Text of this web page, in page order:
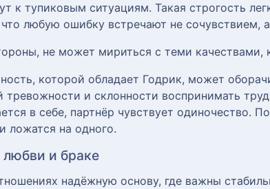
к тупиковым ситуациям. Такая строгость
любую ошибку встречают не сочувствием,
не может мириться с теми качествами,
которой обладает Годрик, может
тревожности и склонности воспринимать
в себе, партнёр чувствует одиночество.
ложатся на одного.
и браке
надёжную основу, где важны